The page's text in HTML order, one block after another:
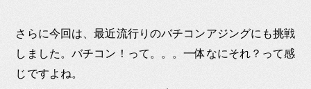
さらに今回は、最近流行りのバチコンアジングにも挑戦
しました。バチコン！って。。。一体なにそれ？って感
じですよね。